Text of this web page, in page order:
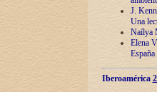
J.
Una
Naílya
Elena
España
Iberoamérica